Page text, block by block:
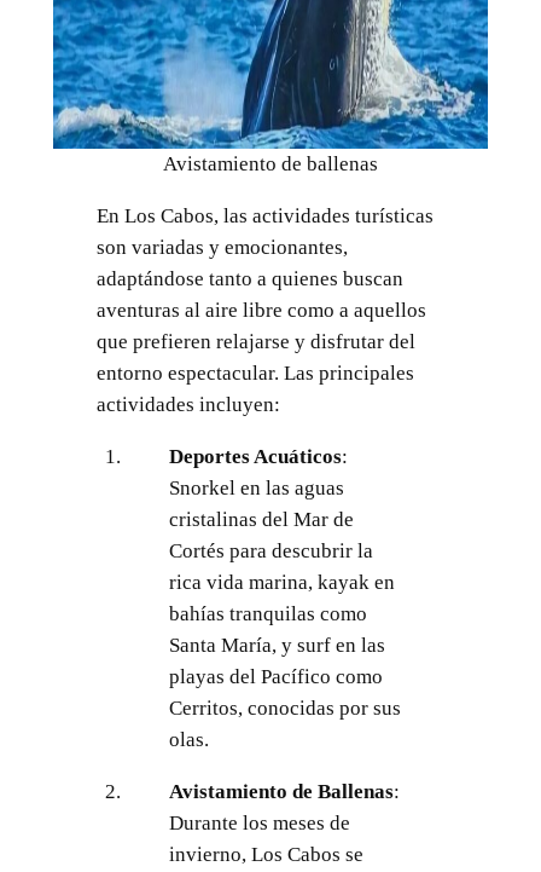
Avistamiento de ballenas
En Los Cabos, las actividades turísticas
son variadas y emocionantes,
adaptándose tanto a quienes buscan
aventuras al aire libre como a aquellos
que prefieren relajarse y disfrutar del
entorno espectacular. Las principales
actividades incluyen:
Deportes Acuáticos:
Snorkel en las aguas
cristalinas del Mar de
Cortés para descubrir la
rica vida marina, kayak en
bahías tranquilas como
Santa María, y surf en las
playas del Pacífico como
Cerritos, conocidas por sus
olas.
Avistamiento de Ballenas:
Durante los meses de
invierno, Los Cabos se